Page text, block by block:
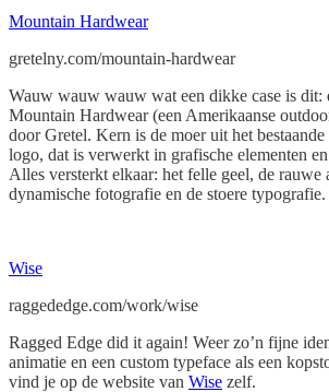
Mountain Hardwear
gretelny.com/mountain-hardwear
Wauw wauw wauw wat een dikke case is dit:
Mountain Hardwear (een Amerikaanse
door Gretel. Kern is de moer uit het
logo, dat is verwerkt in grafische elementen
Alles versterkt elkaar: het felle geel, de rauwe
dynamische fotografie en de stoere
Wise
raggededge.com/work/wise
Ragged Edge did it again! Weer zo’n fijne
animatie en een custom typeface als een
vind je op de website van Wise zelf.